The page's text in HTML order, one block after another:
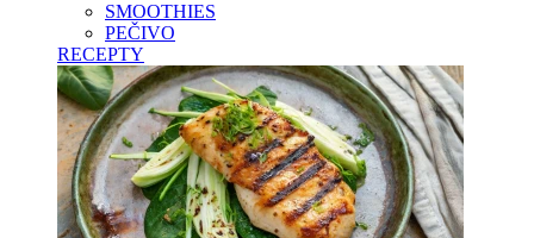
SMOOTHIES
PEČIVO
RECEPTY